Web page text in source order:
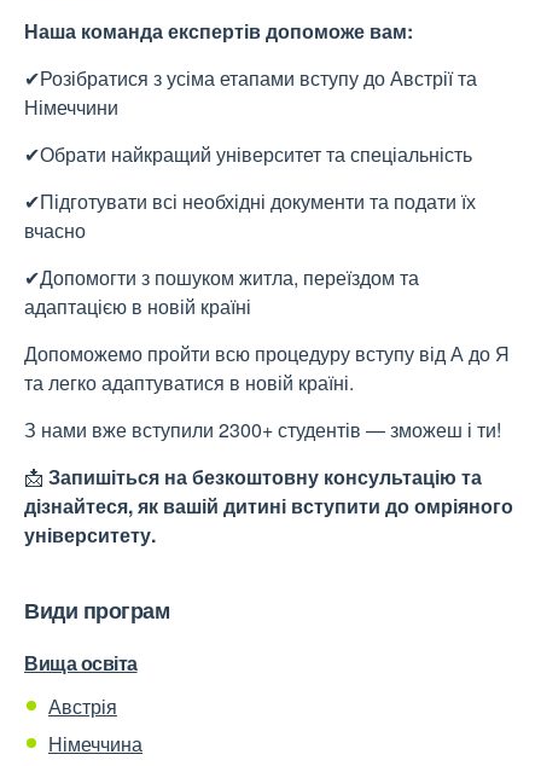
Наша команда експертів допоможе вам:
✔Розібратися з усіма етапами вступу до Австрії та
Німеччини
✔Обрати найкращий університет та спеціальність
✔Підготувати всі необхідні документи та подати їх
вчасно
✔Допомогти з пошуком житла, переїздом та
адаптацією в новій країні
Допоможемо пройти всю процедуру вступу від А до Я
та легко адаптуватися в новій країні.
З нами вже вступили 2300+ студентів — зможеш і ти!
📩 Запишіться на безкоштовну консультацію та
дізнайтеся, як вашій дитині вступити до омріяного
університету.
Види програм
Вища освіта
Австрія
Німеччина